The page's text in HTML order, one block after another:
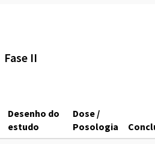
Fase II
Desenho do
estudo
Dose /
Posologia